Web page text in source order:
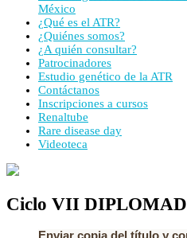
México
¿Qué es el ATR?
¿Quiénes somos?
¿A quién consultar?
Patrocinadores
Estudio genético de la ATR
Contáctanos
Inscripciones a cursos
Renaltube
Rare disease day
Videoteca
Ciclo VII